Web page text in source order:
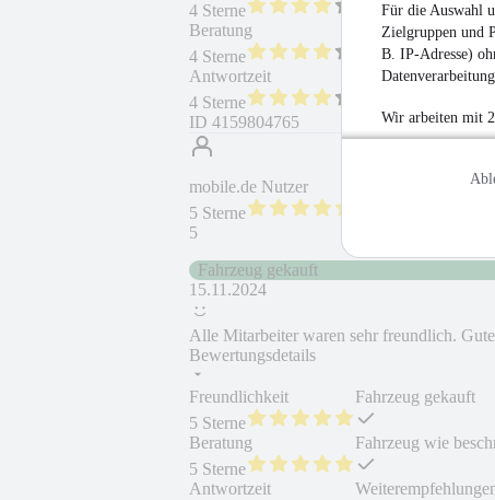
Für die Auswahl
Zielgruppen und
B. IP-Adresse)
Wir arbeiten mit
4 Sterne
Beratung
4 Sterne
Antwortzeit
4 Sterne
Fahrzeug wie
Weiterempfehlungen
ID 4159804765
mobile.de Nutzer
5 Sterne
5
Fahrzeug gekauft
15.11.2024
Alle Mitarbeiter waren sehr freundlich.
Bewertungsdetails
Freundlichkeit
5 Sterne
Beratung
5 Sterne
Antwortzeit
Fahrzeug gekauft
Fahrzeug wie